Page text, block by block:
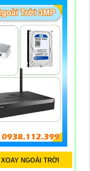
NGOÀI TRỜI